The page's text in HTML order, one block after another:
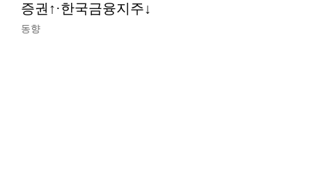
증권↑·한국금융지주↓
동향